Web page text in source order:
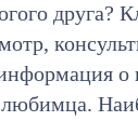
друга?
любимца.